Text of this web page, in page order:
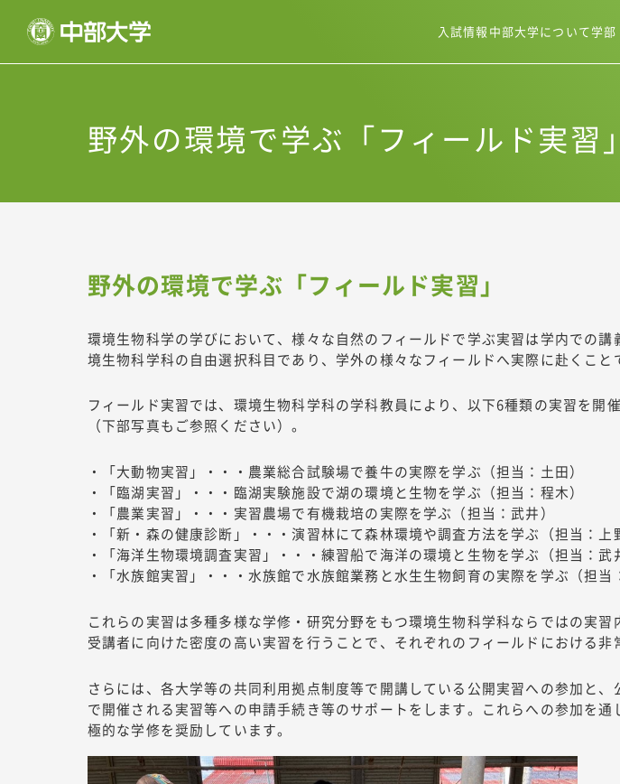
入試情報 中部大学について学部
野外の環境で学ぶ「フィールド実習」
野外の環境で学ぶ「フィールド実習」
環境生物科学の学びにおいて、様々な自然のフィールドで学ぶ実習は学内での
境生物科学科の自由選択科目であり、学外の様々なフィールドへ実際に赴くこと
フィールド実習では、環境生物科学科の学科教員により、以下6種類の実習を
（下部写真もご参照ください）。
・「大動物実習」・・・農業総合試験場で養牛の実際を学ぶ（担当：土田）
・「臨湖実習」・・・臨湖実験施設で湖の環境と生物を学ぶ（担当：程木）
・「農業実習」・・・実習農場で有機栽培の実際を学ぶ（担当：武井）
・「新・森の健康診断」・・・演習林にて森林環境や調査方法を学ぶ（担当：上
・「海洋生物環境調査実習」・・・練習船で海洋の環境と生物を学ぶ（担当：武
・「水族館実習」・・・水族館で水族館業務と水生生物飼育の実際を学ぶ（担当
これらの実習は多種多様な学修・研究分野をもつ環境生物科学科ならではの実
受講者に向けた密度の高い実習を行うことで、それぞれのフィールドにおける
さらには、各大学等の共同利用拠点制度等で開講している公開実習への参加と
で開催される実習等への申請手続き等のサポートをします。これらへの参加を
極的な学修を奨励しています。